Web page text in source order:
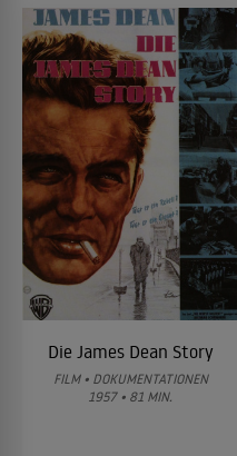
Die James Dean Story
FILM • DOKUMENTATIONEN
1957 • 81 MIN.